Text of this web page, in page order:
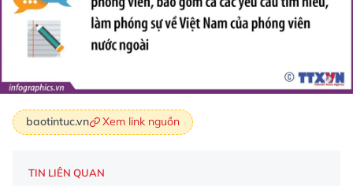
baotintuc.vn Xem link nguồn
TIN LIÊN QUAN